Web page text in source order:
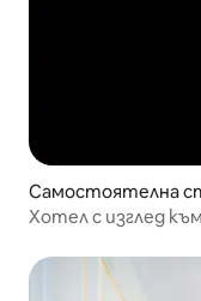
Самостоятелна
Хотел с изглед